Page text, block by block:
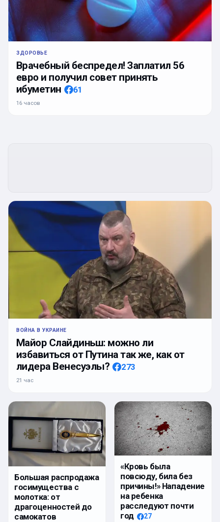
ЗДОРОВЬЕ
Врачебный беспредел! Заплатил 56
евро и получил совет принять
ибуметин
61
16 часов
ВОЙНА В УКРАИНЕ
Майор Слайдиньш: можно ли
избавиться от Путина так же, как от
лидера Венесуэлы?
273
21 час
Большая распродажа
госимущества с
молотка: от
драгоценностей до
самокатов
«Кровь была
повсюду, била без
причины!» Нападение
на ребенка
расследуют почти
год
27